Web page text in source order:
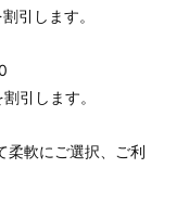
引します。
引します。
柔軟にご選択、ご利